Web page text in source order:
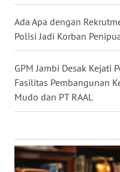
Ada Apa dengan
Polisi Jadi Korban
GPM Jambi Desak Kejati
Fasilitas Pembangunan
Mudo dan PT RAAL
WN
KALBAR
WN
KALTENG
WN
WN
KALSEL